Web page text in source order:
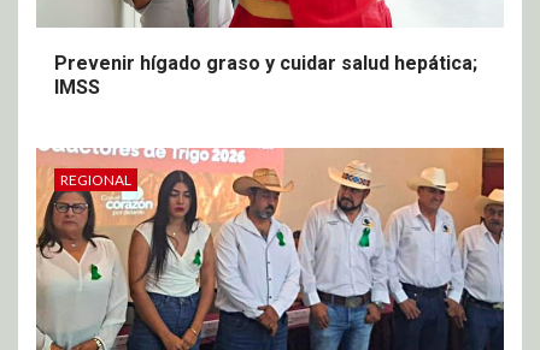
Prevenir hígado graso y cuidar salud hepática;
IMSS
REGIONAL